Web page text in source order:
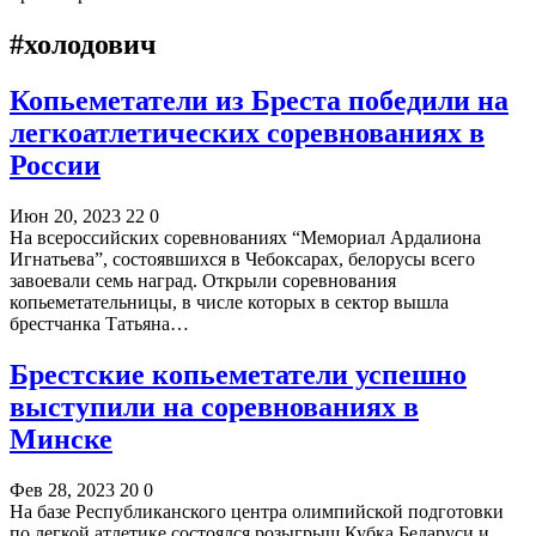
#холодович
Копьеметатели из Бреста победили на
легкоатлетических соревнованиях в
России
Июн 20, 2023 22 0
На всероссийских соревнованиях “Мемориал Ардалиона
Игнатьева”, состоявшихся в Чебоксарах, белорусы всего
завоевали семь наград. Открыли соревнования
копьеметательницы, в числе которых в сектор вышла
брестчанка Татьяна…
Брестские копьеметатели успешно
выступили на соревнованиях в
Минске
Фев 28, 2023 20 0
На базе Республиканского центра олимпийской подготовки